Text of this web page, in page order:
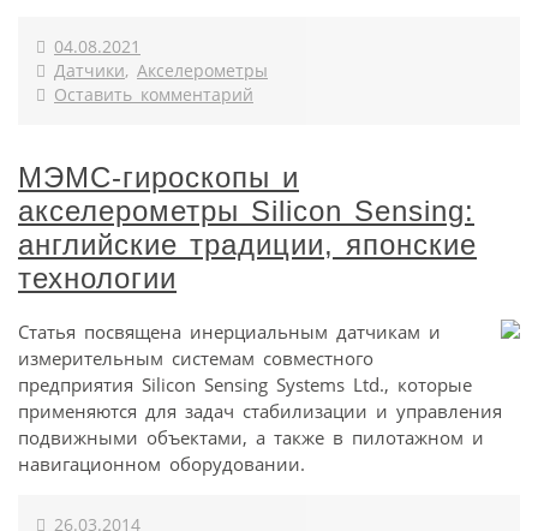
04.08.2021
Датчики, Акселерометры
Оставить комментарий
МЭМС-гироскопы и
акселерометры Silicon Sensing:
английские традиции, японские
технологии
Статья посвящена инерциальным датчикам и
измерительным системам совместного
предприятия Silicon Sensing Systems Ltd., которые
применяются для задач стабилизации и управления
подвижными объектами, а также в пилотажном и
навигационном оборудовании.
26.03.2014